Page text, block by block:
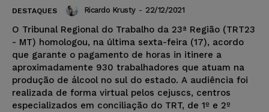
DESTAQUES Ricardo Krusty - 22/12/2021
O Tribunal Regional do Trabalho da 23ª Região (TRT23
- MT) homologou, na última sexta-feira (17), acordo
que garante o pagamento de horas in itinere a
aproximadamente 930 trabalhadores que atuam na
produção de álcool no sul do estado. A audiência foi
realizada de forma virtual pelos cejuscs, centros
especializados em conciliação do TRT, de 1º e 2º